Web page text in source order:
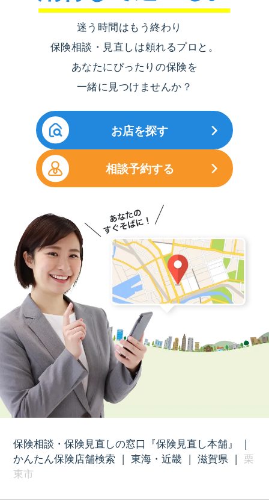
迷う時間はもう終わり
保険相談・見直しは頼れるプロと。
あなたにぴったりの保険を
一緒に見つけませんか？
お店を探す
相談予約する
保険相談・保険見直しの窓口『保険見直し本舗』
|
かんたん保険店舗検索 | 東海・近畿 | 滋賀県 | 栗
東市